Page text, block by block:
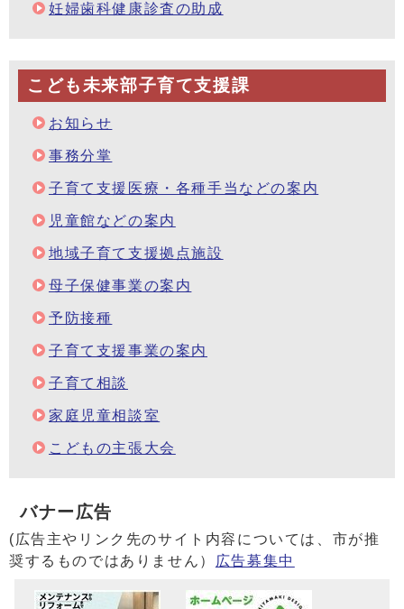
妊婦歯科健康診査の助成
こども未来部子育て支援課
お知らせ
事務分掌
子育て支援医療・各種手当などの案内
児童館などの案内
地域子育て支援拠点施設
母子保健事業の案内
予防接種
子育て支援事業の案内
子育て相談
家庭児童相談室
こどもの主張大会
バナー広告
(広告主やリンク先のサイト内容については、市が推
奨するものではありません）
広告募集中